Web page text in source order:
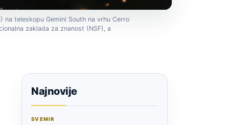
teleskopu Gemini South na vrhu Cerro
zaklada za znanost (NSF), a
Najnovije
SVEMIR